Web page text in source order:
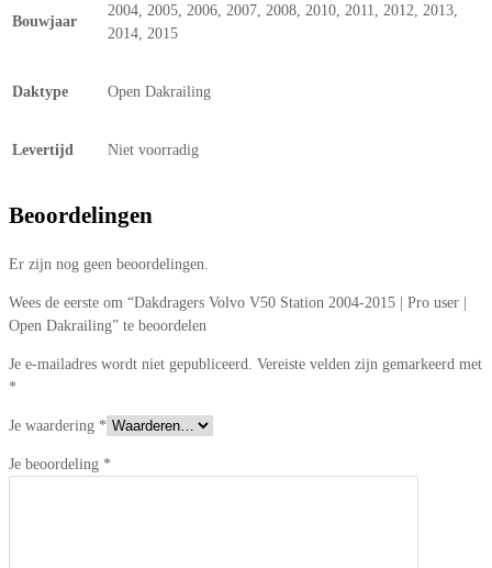
Bouwjaar
2004, 2005, 2006, 2007, 2008, 2010, 2011, 2012, 2013,
2014, 2015
Daktype Open Dakrailing
Levertijd Niet voorradig
Beoordelingen
Er zijn nog geen beoordelingen.
Wees de eerste om “Dakdragers Volvo V50 Station 2004-2015 | Pro user |
Open Dakrailing” te beoordelen
Je e-mailadres wordt niet gepubliceerd. Vereiste velden zijn gemarkeerd met
*
Je waardering *
Je beoordeling *